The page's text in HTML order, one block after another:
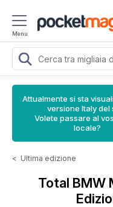
Menu
Attualmente si sta
versione Italy del
Volete passare al
locale?
< Ultima edizione
Total BMW